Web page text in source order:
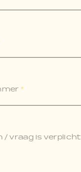
*
/ vraag is verplicht